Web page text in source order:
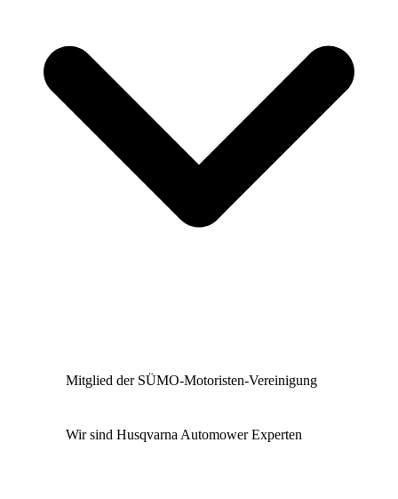
Mitglied der SÜMO-Motoristen-Vereinigung
Wir sind Husqvarna Automower Experten